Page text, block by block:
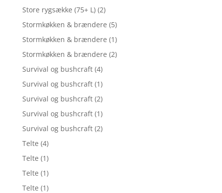
Store rygsække (75+ L) (2)
Stormkøkken & brændere (5)
Stormkøkken & brændere (1)
Stormkøkken & brændere (2)
Survival og bushcraft (4)
Survival og bushcraft (1)
Survival og bushcraft (2)
Survival og bushcraft (1)
Survival og bushcraft (2)
Telte (4)
Telte (1)
Telte (1)
Telte (1)